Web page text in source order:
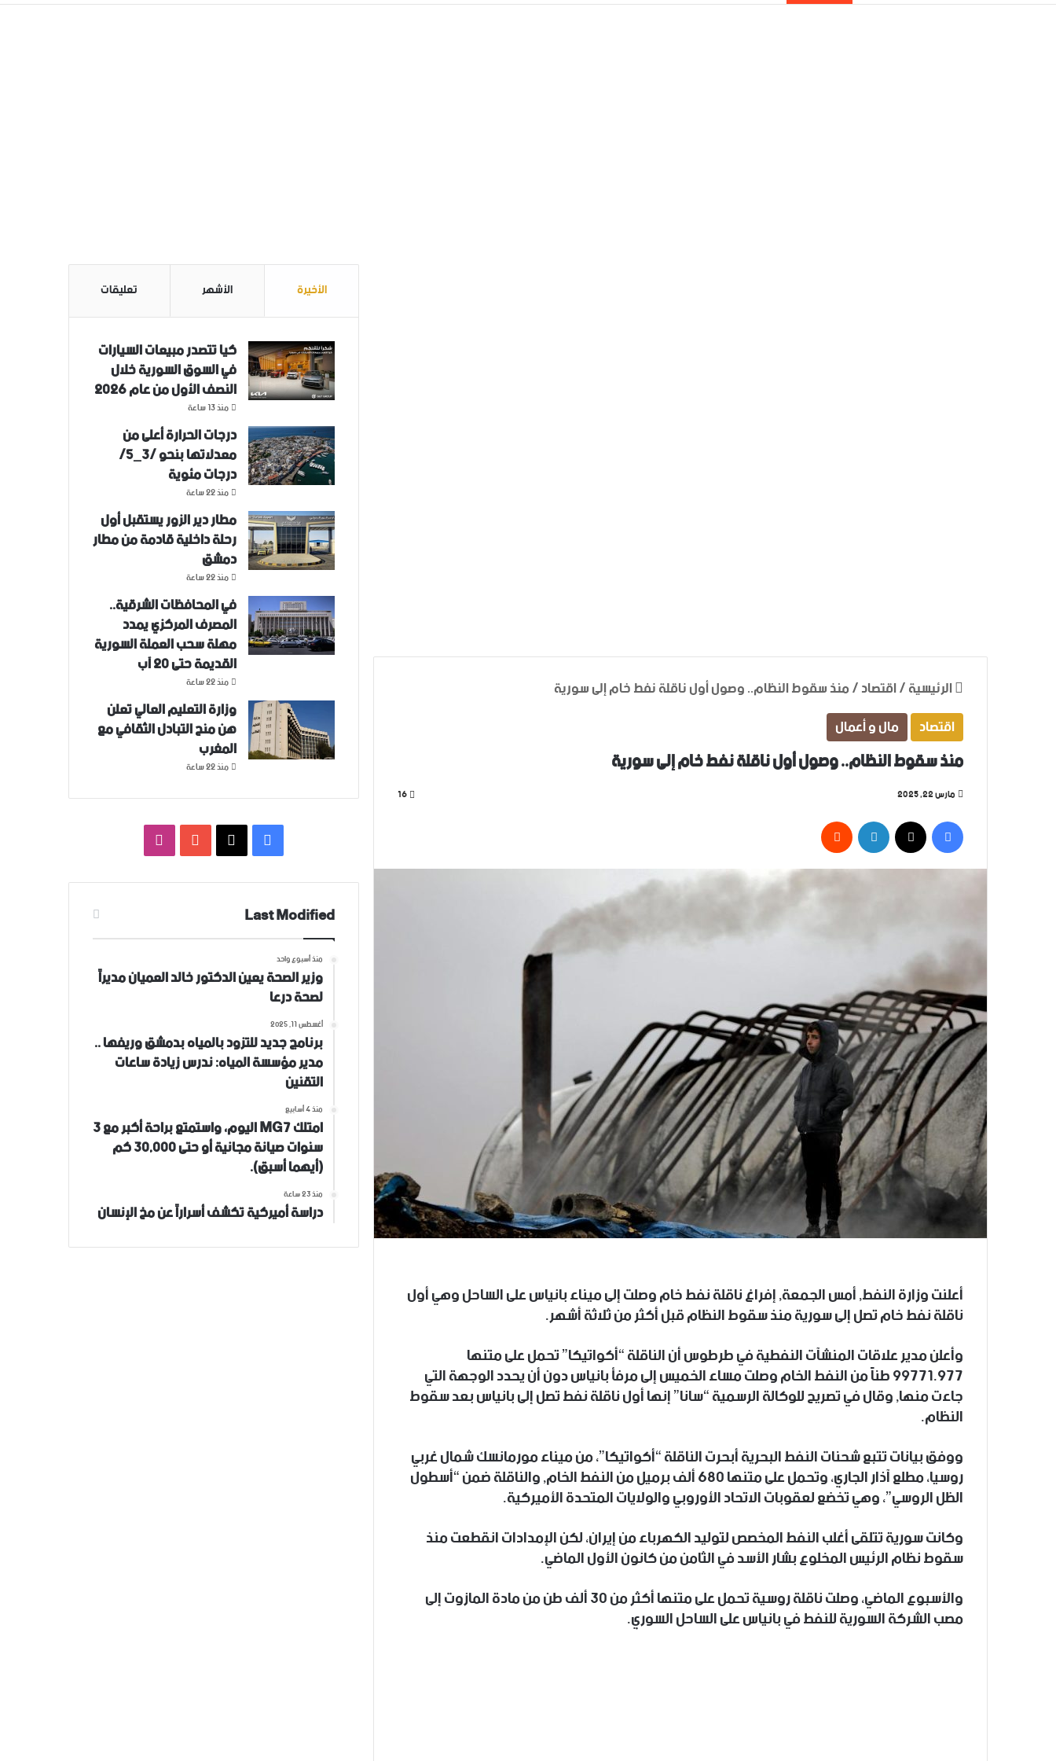
الرئيسية/اقتصاد/منذ سقوط النظام.. وصول أول ناقلة نفط خام إلى سورية
اقتصاد
مال و أعمال
منذ سقوط النظام.. وصول أول ناقلة نفط خام إلى سورية
مارس 22, 2025 16
فيسبوك‫X لينكدإن
أعلنت وزارة النفط, أمس الجمعة, إفراغ ناقلة نفط خام وصلت إلى ميناء بانياس على الساحل وهي أول
ناقلة نفط خام تصل إلى سورية منذ سقوط النظام قبل أكثر من ثلاثة أشهر.
وأعلن مدير علاقات المنشآت النفطية في طرطوس أن الناقلة “أكواتيكا” تحمل على متنها
99771.977 طناً من النفط الخام وصلت مساء الخميس إلى مرفأ بانياس دون أن يحدد الوجهة التي
جاءت منها, وقال في تصريح للوكالة الرسمية “سانا” إنها أول ناقلة نفط تصل إلى بانياس بعد سقوط
النظام.
ووفق بيانات تتبع شحنات النفط البحرية أبحرت الناقلة “أكواتيكا”، من ميناء مورمانسك شمال غربي
روسيا، مطلع آذار الجاري، وتحمل على متنها 680 ألف برميل من النفط الخام, والناقلة ضمن “أسطول
الظل الروسي”، وهي تخضع لعقوبات الاتحاد الأوروبي والولايات المتحدة الأميركية.
وكانت سورية تتلقى أغلب النفط المخصص لتوليد الكهرباء من إيران، لكن الإمدادات انقطعت منذ
سقوط نظام الرئيس المخلوع بشار الأسد في الثامن من كانون الأول الماضي.
والأسبوع الماضي، وصلت ناقلة روسية تحمل على متنها أكثر من 30 ألف طن من مادة المازوت إلى
مصب الشركة السورية للنفط في بانياس على الساحل السوري.
الأخيرة الأشهر تعليقات
كيا تتصدر مبيعات السيارات
في السوق السورية خلال
النصف الأول من عام 2026
منذ 13 ساعة
درجات الحرارة أعلى من
معدلاتها بنحو /3_5/
درجات مئوية
منذ 22 ساعة
مطار دير الزور يستقبل أول
رحلة داخلية قادمة من مطار
دمشق
منذ 22 ساعة
في المحافظات الشرقية..
المصرف المركزي يمدد
مهلة سحب العملة السورية
القديمة حتى 20 آب
منذ 22 ساعة
وزارة التعليم العالي تعلن
هن منح التبادل الثقافي مع
المغرب
منذ 22 ساعة
فيسبوك
‫X
‫YouTubeانستقرام
Last Modified
منذ أسبوع واحد
وزير الصحة يعين الدكتور خالد العميان مديراً
لصحة درعا
أغسطس 11, 2025
برنامج جديد للتزود بالمياه بدمشق وريفها ..
مدير مؤسسة المياه: ندرس زيادة ساعات
التقنين
منذ 4 أسابيع
امتلك MG7 اليوم، واستمتع براحة أكبر مع 3
سنوات صيانة مجانية أو حتى 30,000 كم
(أيهما أسبق).
منذ 23 ساعة
دراسة أميركية تكشف أسراراً عن مخ الإنسان